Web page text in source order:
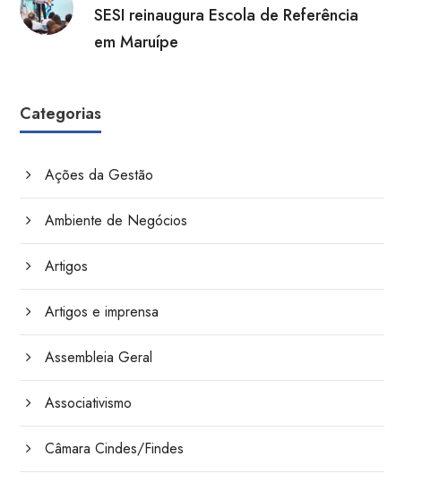
SESI reinaugura Escola de Referência
em Maruípe
Categorias
Ações da Gestão
Ambiente de Negócios
Artigos
Artigos e imprensa
Assembleia Geral
Associativismo
Câmara Cindes/Findes